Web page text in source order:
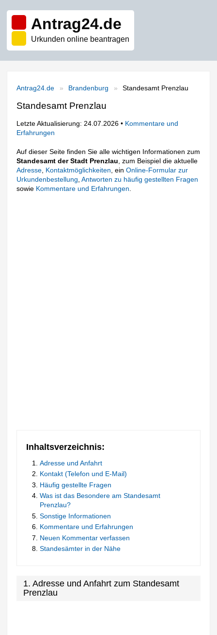
Antrag24.de
Urkunden online beantragen
Antrag24.de Brandenburg Standesamt Prenzlau
Standesamt Prenzlau
Letzte Aktualisierung: 24.07.2026 • Kommentare und
Erfahrungen
Auf dieser Seite finden Sie alle wichtigen Informationen zum
Standesamt der Stadt Prenzlau , zum Beispiel die aktuelle
Adresse Kontaktmöglichkeiten , einOnline-Formular zur
Urkundenbestellung ,Antworten zu häufig gestellten Fragen
sowie Kommentare und Erfahrungen
Inhaltsverzeichnis:
Adresse und Anfahrt
Kontakt (Telefon und E-Mail)
Häufig gestellte Fragen
Was ist das Besondere am Standesamt
Prenzlau?
Sonstige Informationen
Kommentare und Erfahrungen
Neuen Kommentar verfassen
Standesämter in der Nähe
1. Adresse und Anfahrt zum Standesamt
Prenzlau